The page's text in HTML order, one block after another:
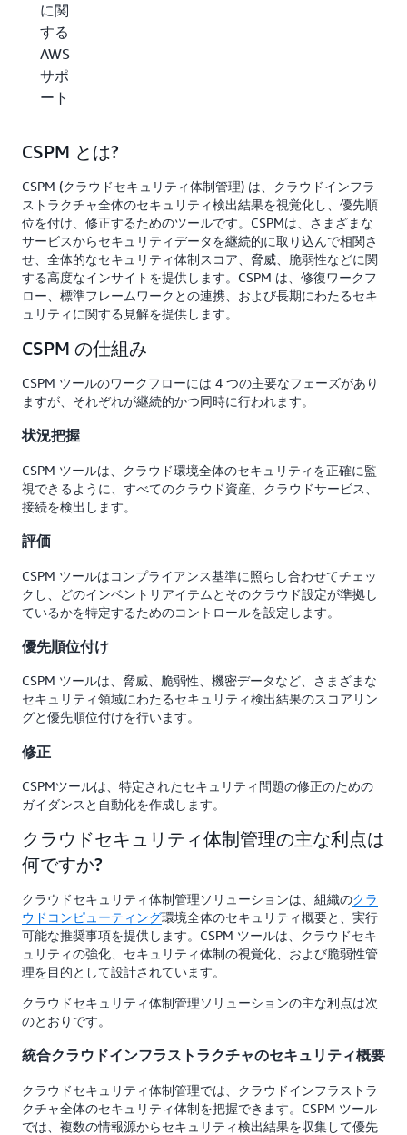
に関
する
AWS
サポ
ート
CSPM とは?
CSPM (クラウドセキュリティ体制管理) は、クラウドインフラ
ストラクチャ全体のセキュリティ検出結果を視覚化し、優先順
位を付け、修正するためのツールです。CSPMは、さまざまな
サービスからセキュリティデータを継続的に取り込んで相関さ
せ、全体的なセキュリティ体制スコア、脅威、脆弱性などに関
する高度なインサイトを提供します。CSPM は、修復ワークフ
ロー、標準フレームワークとの連携、および長期にわたるセキ
ュリティに関する見解を提供します。
CSPM の仕組み
CSPM ツールのワークフローには 4 つの主要なフェーズがあり
ますが、それぞれが継続的かつ同時に行われます。
状況把握
CSPM ツールは、クラウド環境全体のセキュリティを正確に監
視できるように、すべてのクラウド資産、クラウドサービス、
接続を検出します。
評価
CSPM ツールはコンプライアンス基準に照らし合わせてチェッ
クし、どのインベントリアイテムとそのクラウド設定が準拠し
ているかを特定するためのコントロールを設定します。
優先順位付け
CSPM ツールは、脅威、脆弱性、機密データなど、さまざまな
セキュリティ領域にわたるセキュリティ検出結果のスコアリン
グと優先順位付けを行います。
修正
CSPMツールは、特定されたセキュリティ問題の修正のための
ガイダンスと自動化を作成します。
クラウドセキュリティ体制管理の主な利点は
何ですか?
クラウドセキュリティ体制管理ソリューションは、組織のクラ
ウドコンピューティング環境全体のセキュリティ概要と、実行
可能な推奨事項を提供します。CSPM ツールは、クラウドセキ
ュリティの強化、セキュリティ体制の視覚化、および脆弱性管
理を目的として設計されています。
クラウドセキュリティ体制管理ソリューションの主な利点は次
のとおりです。
統合クラウドインフラストラクチャのセキュリティ概要
クラウドセキュリティ体制管理では、クラウドインフラストラ
クチャ全体のセキュリティ体制を把握できます。CSPM ツール
では、複数の情報源からセキュリティ検出結果を収集して優先